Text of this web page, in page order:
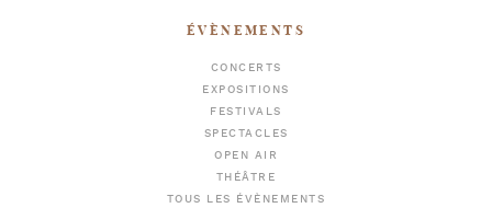
ÉVÈNEMENTS
CONCERTS
EXPOSITIONS
FESTIVALS
SPECTACLES
OPEN AIR
THÉÂTRE
TOUS LES ÉVÈNEMENTS